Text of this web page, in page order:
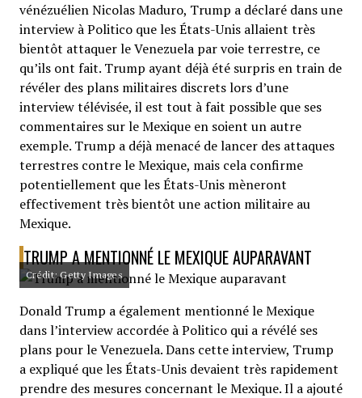
vénézuélien Nicolas Maduro, Trump a déclaré dans une
interview à Politico que les États-Unis allaient très
bientôt attaquer le Venezuela par voie terrestre, ce
qu’ils ont fait. Trump ayant déjà été surpris en train de
révéler des plans militaires discrets lors d’une
interview télévisée, il est tout à fait possible que ses
commentaires sur le Mexique en soient un autre
exemple. Trump a déjà menacé de lancer des attaques
terrestres contre le Mexique, mais cela confirme
potentiellement que les États-Unis mèneront
effectivement très bientôt une action militaire au
Mexique.
TRUMP A MENTIONNÉ LE MEXIQUE AUPARAVANT
Crédit: Getty Images
Donald Trump a également mentionné le Mexique
dans l’interview accordée à Politico qui a révélé ses
plans pour le Venezuela. Dans cette interview, Trump
a expliqué que les États-Unis devaient très rapidement
prendre des mesures concernant le Mexique. Il a ajouté